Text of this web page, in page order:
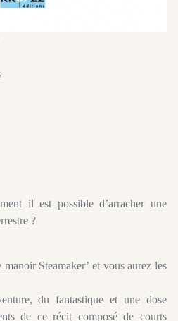
il est possible d’arracher une
?
Steamaker’ et vous aurez les
du fantastique et une dose
de ce récit composé de courts